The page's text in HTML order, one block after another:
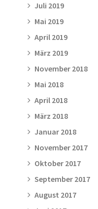
Juli 2019
Mai 2019
April 2019
März 2019
November 2018
Mai 2018
April 2018
März 2018
Januar 2018
November 2017
Oktober 2017
September 2017
August 2017